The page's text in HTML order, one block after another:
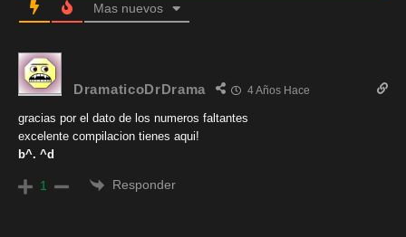
Mas nuevos
DramaticoDrDrama 4 Años Hace
gracias por el dato de los numeros faltantes
excelente compilacion tienes aqui!
b^. ^d
1 Responder